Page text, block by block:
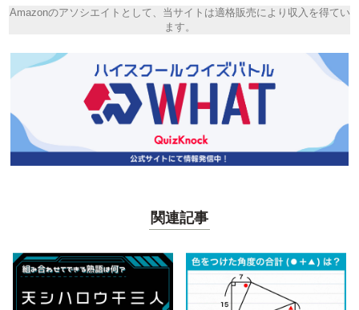
Amazonのアソシエイトとして、当サイトは適格販売により収入を得てい
ます。
関連記事